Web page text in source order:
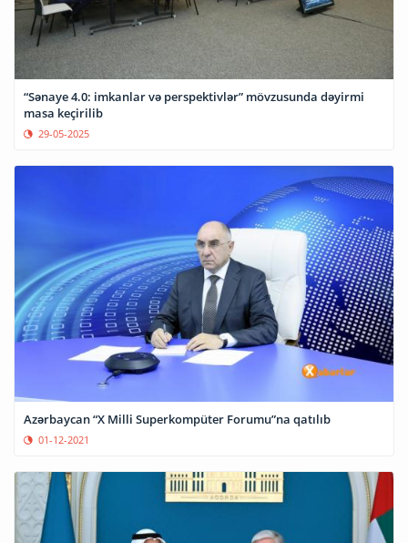
“Sənaye 4.0: imkanlar və perspektivlər” mövzusunda dəyirmi
masa keçirilib
29-05-2025
Azərbaycan “X Milli Superkompüter Forumu”na qatılıb
01-12-2021